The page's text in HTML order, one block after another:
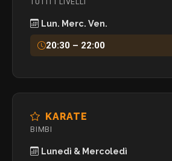
Lun. Merc. Ven.
20:30 – 22:00
KARATE
BIMBI
Lunedì & Mercoledì